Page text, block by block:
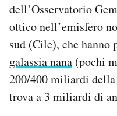
dell’Osservatorio
ottico nell’emisfero
sud (Cile), che hanno
galassia nana (pochi
200/400 miliardi
trova a 3 miliardi di